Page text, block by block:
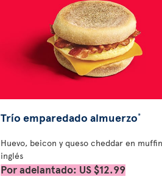
Trío emparedado almuerzo*
Huevo, beicon y queso cheddar en muffin
inglés
Por adelantado: US $12.99